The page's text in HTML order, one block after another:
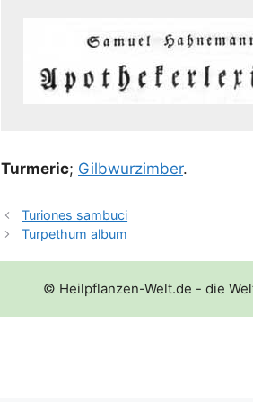
Turm­e­ric; Gilb­wur­zim­ber.
Turiones sambuci
Turpethum album
© Heilpflanzen-Welt.de - die